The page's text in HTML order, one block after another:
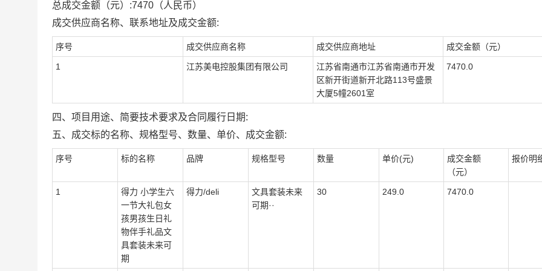
总成交金额（元）:7470 （人民币）
成交供应商名称、联系地址及成交金额:
序号 成交供应商名称 成交供应商地址 成交金额（元）
1 江苏美电控股集团有限公司
江苏省南通市江苏省南通市开发
区新开街道新开北路113号盛景
大厦5幢2601室
7470.0
四、项目用途、简要技术要求及合同履行日期:
五、成交标的名称、规格型号、数量、单价、成交金额:
序号 标的名称 品牌 规格型号 数量 单价(元)
成交金额
（元）
报价明
1
得力 小学生六
一节大礼包女
孩男孩生日礼
物伴手礼品文
具套装未来可
期
得力/deli
文具套装未来
可期··
30 249.0 7470.0